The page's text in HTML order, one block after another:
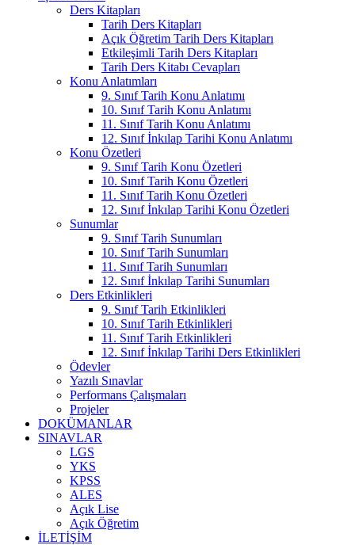
Ders Kitapları
Tarih Ders Kitapları
Açık Öğretim Tarih Ders Kitapları
Etkileşimli Tarih Ders Kitapları
Tarih Ders Kitabı Cevapları
Konu Anlatımları
9. Sınıf Tarih Konu Anlatımı
10. Sınıf Tarih Konu Anlatımı
11. Sınıf Tarih Konu Anlatımı
12. Sınıf İnkılap Tarihi Konu Anlatımı
Konu Özetleri
9. Sınıf Tarih Konu Özetleri
10. Sınıf Tarih Konu Özetleri
11. Sınıf Tarih Konu Özetleri
12. Sınıf İnkılap Tarihi Konu Özetleri
Sunumlar
9. Sınıf Tarih Sunumları
10. Sınıf Tarih Sunumları
11. Sınıf Tarih Sunumları
12. Sınıf İnkılap Tarihi Sunumları
Ders Etkinlikleri
9. Sınıf Tarih Etkinlikleri
10. Sınıf Tarih Etkinlikleri
11. Sınıf Tarih Etkinlikleri
12. Sınıf İnkılap Tarihi Ders Etkinlikleri
Ödevler
Yazılı Sınavlar
Performans Çalışmaları
Projeler
DOKÜMANLAR
SINAVLAR
LGS
YKS
KPSS
ALES
Açık Lise
Açık Öğretim
İLETIŞIM